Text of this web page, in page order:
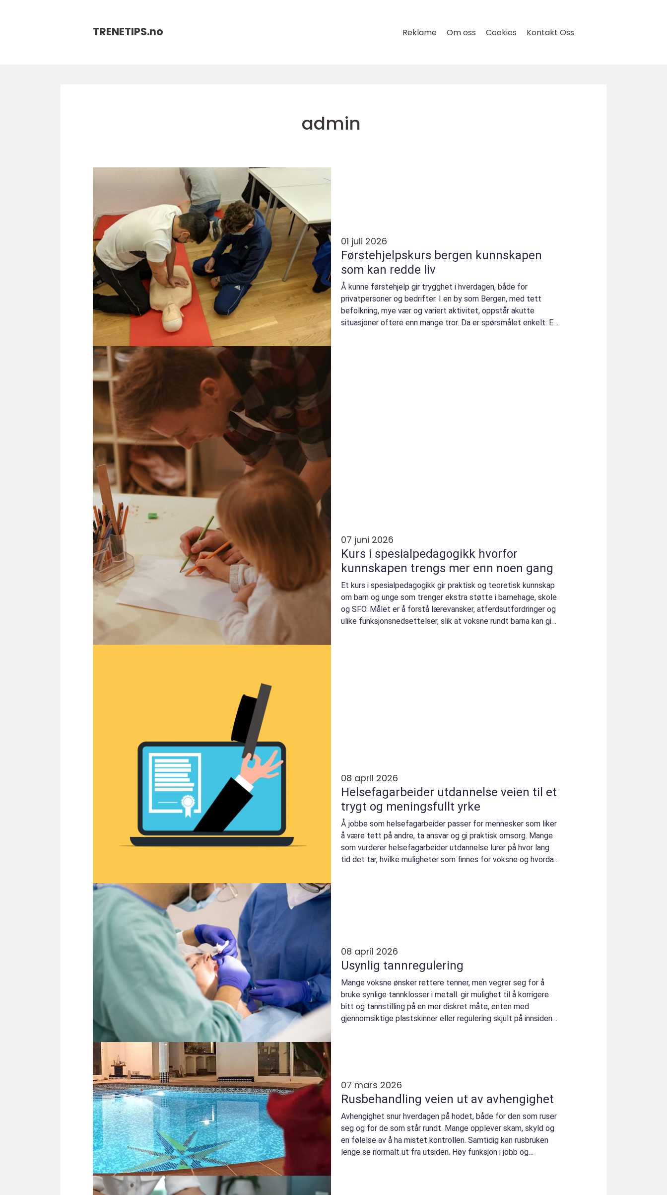
TRENETIPS.no Reklame Om oss Cookies Kontakt Oss
admin
01 juli 2026
Førstehjelpskurs bergen kunnskapen
som kan redde liv
Å kunne førstehjelp gir trygghet i hverdagen, både for
privatpersoner og bedrifter. I en by som Bergen, med tett
befolkning, mye vær og variert aktivitet, oppstår akutte
situasjoner oftere enn mange tror. Da er spørsmålet enkelt: Er
07 juni 2026
Kurs i spesialpedagogikk hvorfor
kunnskapen trengs mer enn noen gang
Et kurs i spesialpedagogikk gir praktisk og teoretisk kunnskap
om barn og unge som trenger ekstra støtte i barnehage, skole
og SFO. Målet er å forstå lærevansker, atferdsutfordringer og
ulike funksjonsnedsettelser, slik at voksne rundt barna kan gi
08 april 2026
Helsefagarbeider utdannelse veien til et
trygt og meningsfullt yrke
Å jobbe som helsefagarbeider passer for mennesker som liker
å være tett på andre, ta ansvar og gi praktisk omsorg. Mange
som vurderer helsefagarbeider utdannelse lurer på hvor lang
tid det tar, hvilke muligheter som finnes for voksne og hvordan
08 april 2026
Usynlig tannregulering
Mange voksne ønsker rettere tenner, men vegrer seg for å
bruke synlige tannklosser i metall. gir mulighet til å korrigere
bitt og tannstilling på en mer diskret måte, enten med
gjennomsiktige plastskinner eller regulering skjult på innsiden
07 mars 2026
Rusbehandling veien ut av avhengighet
Avhengighet snur hverdagen på hodet, både for den som ruser
seg og for de som står rundt. Mange opplever skam, skyld og
en følelse av å ha mistet kontrollen. Samtidig kan rusbruken
lenge se normalt ut fra utsiden. Høy funksjon i jobb og